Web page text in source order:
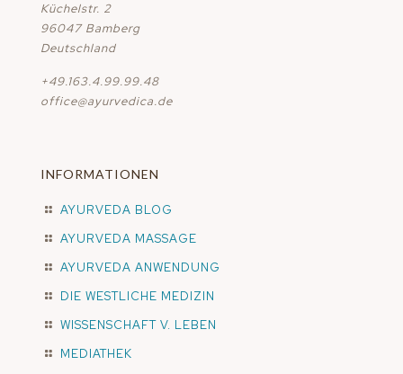
Küchelstr. 2
96047 Bamberg
Deutschland
+49.163.4.99.99.48
office@ayurvedica.de
INFORMATIONEN
AYURVEDA BLOG
AYURVEDA MASSAGE
AYURVEDA ANWENDUNG
DIE WESTLICHE MEDIZIN
WISSENSCHAFT V. LEBEN
MEDIATHEK